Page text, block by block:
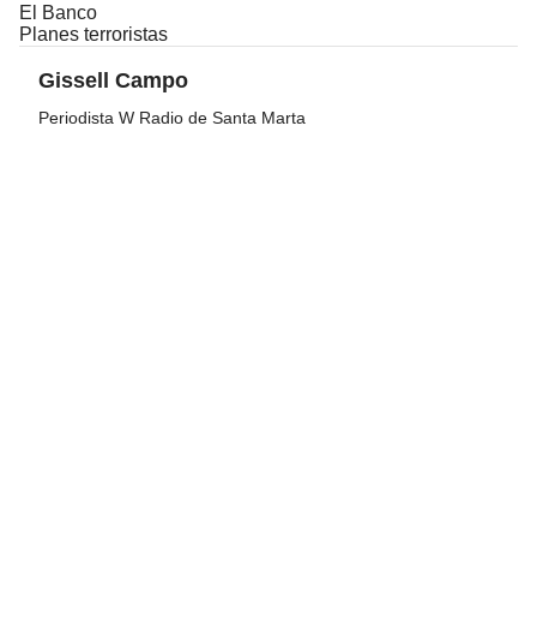
El Banco
Planes terroristas
Gissell Campo
Periodista W Radio de Santa Marta